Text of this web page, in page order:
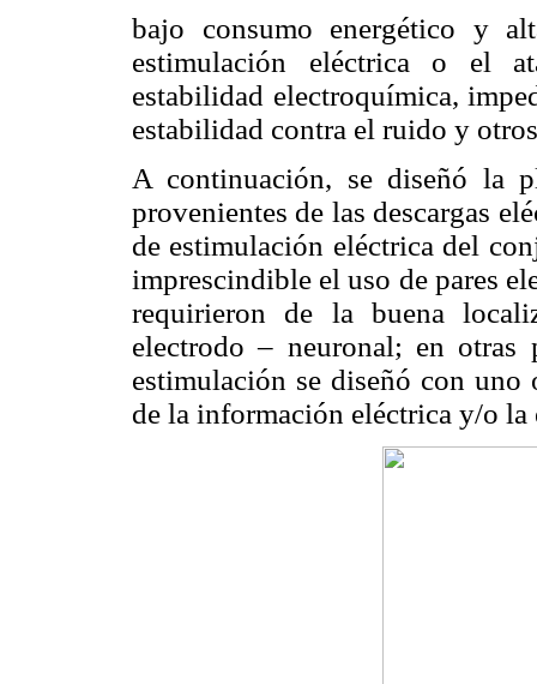
bajo consumo energético y
estimulación eléctrica o el
estabilidad electroquímica,
estabilidad contra el ruido y
A continuación, se diseñó la
provenientes de las descargas
de estimulación eléctrica del
imprescindible el uso de pares
requirieron de la buena
electrodo – neuronal; en otras
estimulación se diseñó con uno
de la información eléctrica y/o